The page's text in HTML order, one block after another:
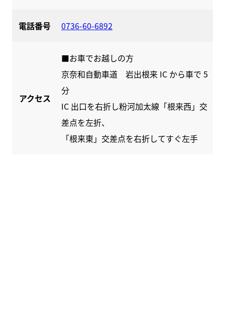
電話番号 0736-60-6892
アクセス
■お車でお越しの方
京奈和自動車道 岩出根来 IC から車で 5
分
IC 出口を右折し粉河加太線「根来西」交
差点を左折、
「根来東」交差点を右折してすぐ左手